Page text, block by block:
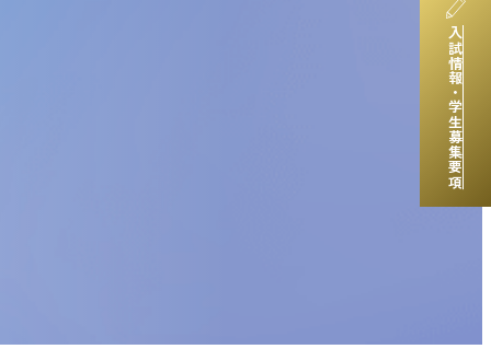
入試情報・学生募集要項